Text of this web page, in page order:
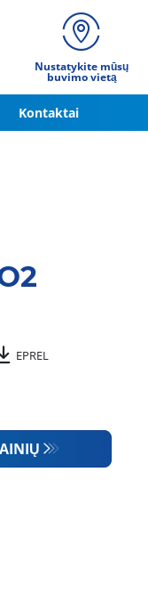
Nustatykite mūsų
buvimo vietą
Kontaktai
EPREL